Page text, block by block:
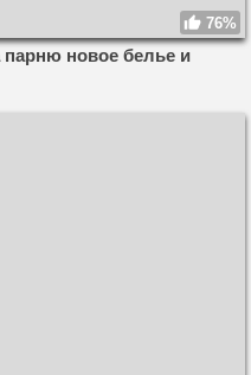
76%
парню новое белье и